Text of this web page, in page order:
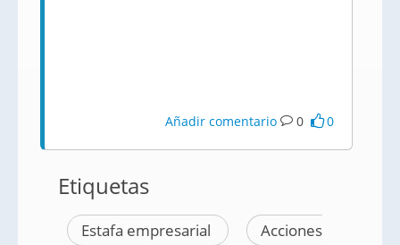
Añadir comentario 0 0
Etiquetas
Estafa empresarial Acciones